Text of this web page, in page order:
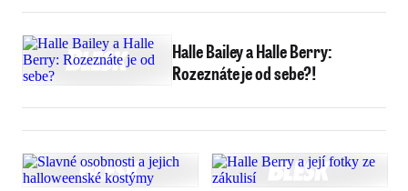
Halle Bailey a Halle Berry:
Rozeznáte je od sebe?!